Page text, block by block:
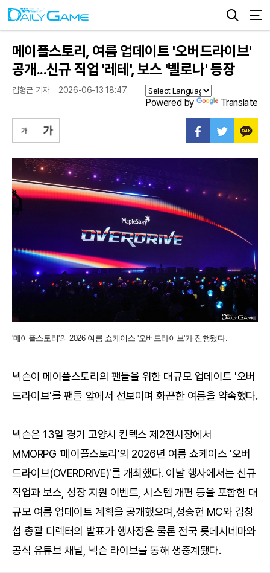
메이플스토리, 여름 업데이트 '오버드라이브'
공개...신규 직업 '레테', 보스 '벨로나' 등장
김형근 기자 2026-06-13 18:47
Powered by Translate
'메이플스토리'의 2026 여름 쇼케이스 '오버드라이브'가 진행됐다.
넥슨이 메이플스토리의 팬들을 위한 대규모 업데이트 '오버
드라이브'를 팬들 앞에서 선보이며 화끈한 여름을 약속했다.
넥슨은 13일 경기 고양시 킨텍스 제2전시장에서
MMORPG '메이플스토리'의 2026년 여름 쇼케이스 '오버
드라이브(OVERDRIVE)'를 개최했다. 이날 행사에서는 신규
직업과 보스, 성장 지원 이벤트, 시스템 개편 등을 포함한 대
규모 여름 업데이트 계획을 공개했으며,성승헌 MC와 김창
섭 총괄 디렉터의 발표가 행사장은 물론 전국 롯데시네마와
공식 유튜브 채널, 넥슨 라이브를 통해 생중계됐다.